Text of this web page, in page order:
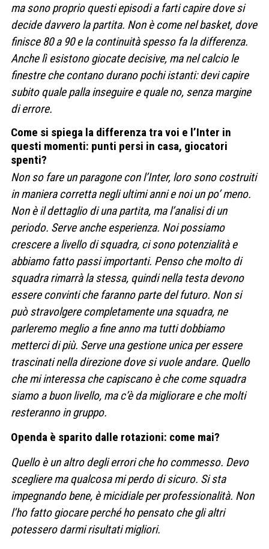
ma sono proprio questi episodi a farti capire dove si
decide davvero la partita. Non è come nel basket, dove
finisce 80 a 90 e la continuità spesso fa la differenza.
Anche lì esistono giocate decisive, ma nel calcio le
finestre che contano durano pochi istanti: devi capire
subito quale palla inseguire e quale no, senza margine
di errore.
Come si spiega la differenza tra voi e l’Inter in
questi momenti: punti persi in casa, giocatori
spenti?
Non so fare un paragone con l’Inter, loro sono costruiti
in maniera corretta negli ultimi anni e noi un po’ meno.
Non è il dettaglio di una partita, ma l’analisi di un
periodo. Serve anche esperienza. Noi possiamo
crescere a livello di squadra, ci sono potenzialità e
abbiamo fatto passi importanti. Penso che molto di
squadra rimarrà la stessa, quindi nella testa devono
essere convinti che faranno parte del futuro. Non si
può stravolgere completamente una squadra, ne
parleremo meglio a fine anno ma tutti dobbiamo
metterci di più. Serve una gestione unica per essere
trascinati nella direzione dove si vuole andare. Quello
che mi interessa che capiscano è che come squadra
siamo a buon livello, ma c’è da migliorare e che molti
resteranno in gruppo.
Openda è sparito dalle rotazioni: come mai?
Quello è un altro degli errori che ho commesso. Devo
scegliere ma qualcosa mi perdo di sicuro. Si sta
impegnando bene, è micidiale per professionalità. Non
l’ho fatto giocare perché ho pensato che gli altri
potessero darmi risultati migliori.